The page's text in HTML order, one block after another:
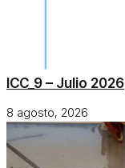
ICC_9 – Julio 2026
8 agosto, 2026